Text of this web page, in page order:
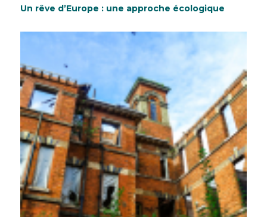
Un rêve d’Europe : une approche écologique